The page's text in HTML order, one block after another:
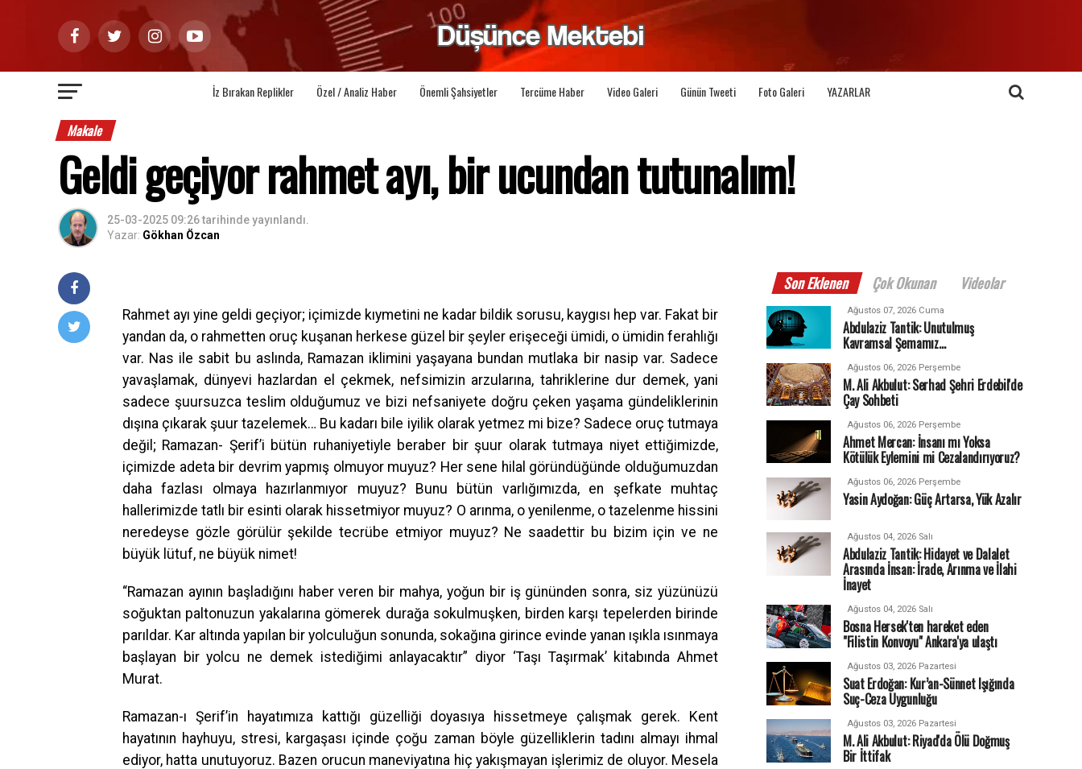
İz Bırakan Replikler Özel / Analiz Haber Önemli Şahsiyetler Tercüme Haber Video Galeri Günün Tweeti Foto Galeri YAZARLAR
Makale
Geldi geçiyor rahmet ayı, bir ucundan tutunalım!
25-03-2025 09:26tarihinde yayınlandı.
Yazar: Gökhan Özcan
Rahmet ayı yine geldi geçiyor; içimizde kıymetini ne kadar bildik sorusu, kaygısı hep var. Fakat bir
yandan da, o rahmetten oruç kuşanan herkese güzel bir şeyler erişeceği ümidi, o ümidin ferahlığı
var. Nas ile sabit bu aslında, Ramazan iklimini yaşayana bundan mutlaka bir nasip var. Sadece
yavaşlamak, dünyevi hazlardan el çekmek, nefsimizin arzularına, tahriklerine dur demek, yani
sadece şuursuzca teslim olduğumuz ve bizi nefsaniyete doğru çeken yaşama gündeliklerinin
dışına çıkarak şuur tazelemek… Bu kadarı bile iyilik olarak yetmez mi bize? Sadece oruç tutmaya
değil; Ramazan- Şerif’i bütün ruhaniyetiyle beraber bir şuur olarak tutmaya niyet ettiğimizde,
içimizde adeta bir devrim yapmış olmuyor muyuz? Her sene hilal göründüğünde olduğumuzdan
daha fazlası olmaya hazırlanmıyor muyuz? Bunu bütün varlığımızda, en şefkate muhtaç
hallerimizde tatlı bir esinti olarak hissetmiyor muyuz? O arınma, o yenilenme, o tazelenme hissini
neredeyse gözle görülür şekilde tecrübe etmiyor muyuz? Ne saadettir bu bizim için ve ne
büyük lütuf, ne büyük nimet!
“Ramazan ayının başladığını haber veren bir mahya, yoğun bir iş gününden sonra, siz yüzünüzü
soğuktan paltonuzun yakalarına gömerek durağa sokulmuşken, birden karşı tepelerden birinde
parıldar. Kar altında yapılan bir yolculuğun sonunda, sokağına girince evinde yanan ışıkla ısınmaya
başlayan bir yolcu ne demek istediğimi anlayacaktır” diyor ‘Taşı Taşırmak’ kitabında Ahmet
Murat.
Ramazan-ı Şerif’in hayatımıza kattığı güzelliği doyasıya hissetmeye çalışmak gerek. Kent
hayatının hayhuyu, stresi, kargaşası içinde çoğu zaman böyle güzelliklerin tadını almayı ihmal
ediyor, hatta unutuyoruz. Bazen orucun maneviyatına hiç yakışmayan işlerimiz de oluyor. Mesela
Son Eklenen Çok Okunan Videolar
Ağustos 07, 2026 Cuma
Abdulaziz Tantik: Unutulmuş
Kavramsal Şemamız…
Ağustos 06, 2026 Perşembe
M. Ali Akbulut: Serhad Şehri Erdebil'de
Çay Sohbeti
Ağustos 06, 2026 Perşembe
Ahmet Mercan: İnsanı mı Yoksa
Kötülük Eylemini mi Cezalandırıyoruz?
Ağustos 06, 2026 Perşembe
Yasin Aydoğan: Güç Artarsa, Yük Azalır
Ağustos 04, 2026 Salı
Abdulaziz Tantik: Hidayet ve Dalalet
Arasında İnsan: İrade, Arınma ve İlahi
İnayet
Ağustos 04, 2026 Salı
Bosna Hersek'ten hareket eden
"Filistin Konvoyu" Ankara'ya ulaştı
Ağustos 03, 2026 Pazartesi
Suat Erdoğan: Kur’an-Sünnet Işığında
Suç-Ceza Uygunluğu
Ağustos 03, 2026 Pazartesi
M. Ali Akbulut: Riyad'da Ölü Doğmuş
Bir İttifak